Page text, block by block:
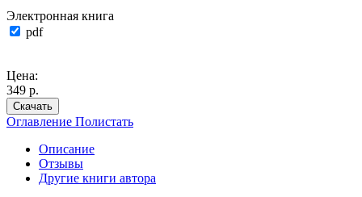
Электронная книга
pdf
Цена:
349 р.
Скачать
Оглавление Полистать
Описание
Отзывы
Другие книги автора